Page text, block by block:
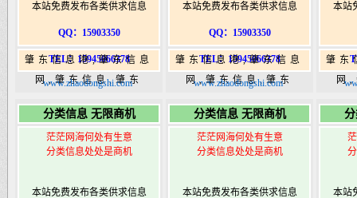
本站免费发布各类供求信息
QQ：15903350
TEL：15945066378
肇东信息港,肇东信息
网,肇东信息,肇东
港|www.zhaodongshi.com
www.zhaodongshi.com
本站免费发布各类供求信息
QQ：15903350
TEL：15945066378
肇东信息港,肇东信息
网,肇东信息,肇东
港|www.zhaodongshi.com
www.zhaodongshi.com
本站
肇东
网
港
分类信息 无限商机
茫茫网海何处有生意
分类信息处处是商机
本站免费发布各类供求信息
分类信息 无限商机
茫茫网海何处有生意
分类信息处处是商机
本站免费发布各类供求信息 本站